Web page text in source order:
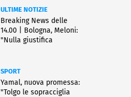
ULTIME NOTIZIE
Breaking News delle
14.00 | Bologna, Meloni:
"Nulla giustifica
SPORT
Yamal, nuova promessa:
"Tolgo le sopracciglia